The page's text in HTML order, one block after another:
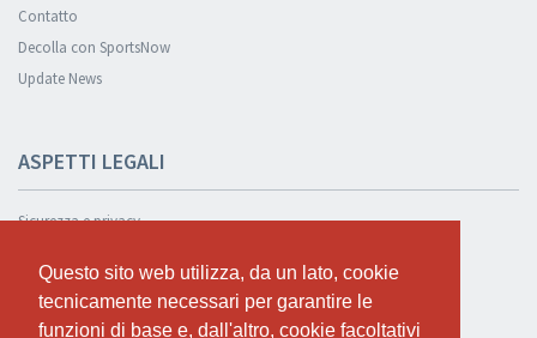
Questo sito web utilizza, da un lato, cookie
tecnicamente necessari per garantire le
funzioni di base e, dall'altro, cookie facoltativi
Questo sito web utilizza, da un lato, cookie
tecnicamente necessari per garantire le
funzioni di base e, dall'altro, cookie facoltativi
Contatto
Decolla con SportsNow
Update News
ASPETTI LEGALI
Sicurezza e privacy
Condizioni Generali
Cookie Policy